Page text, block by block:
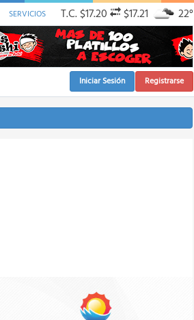
SERVICIOS T.C.$17.20 $17.21 22°
Registrarse
Iniciar Sesión